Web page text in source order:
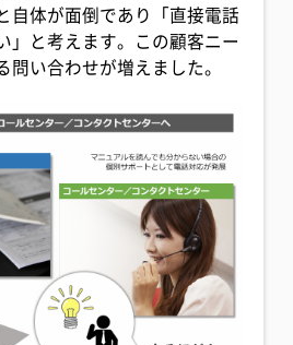
自体が面倒であり「直接電話
」と考えます。この顧客ニー
問い合わせが増えました。